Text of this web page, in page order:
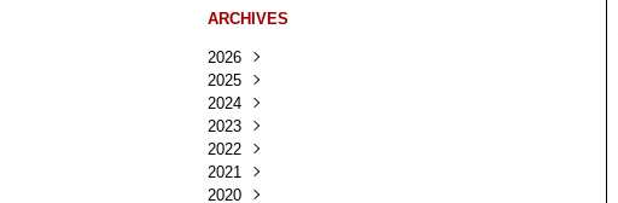
ARCHIVES
2026
Août
Juillet
Juin
Mai(100)
Avril
Mars
2025
Décembre
Novembre
Octobre
Septembre
Août
2024
Décembre
Novembre
Octobre
Septembre
2023
Décembre
Novembre
Octobre
2022
Décembre
Novembre
2021
Décembre
2020